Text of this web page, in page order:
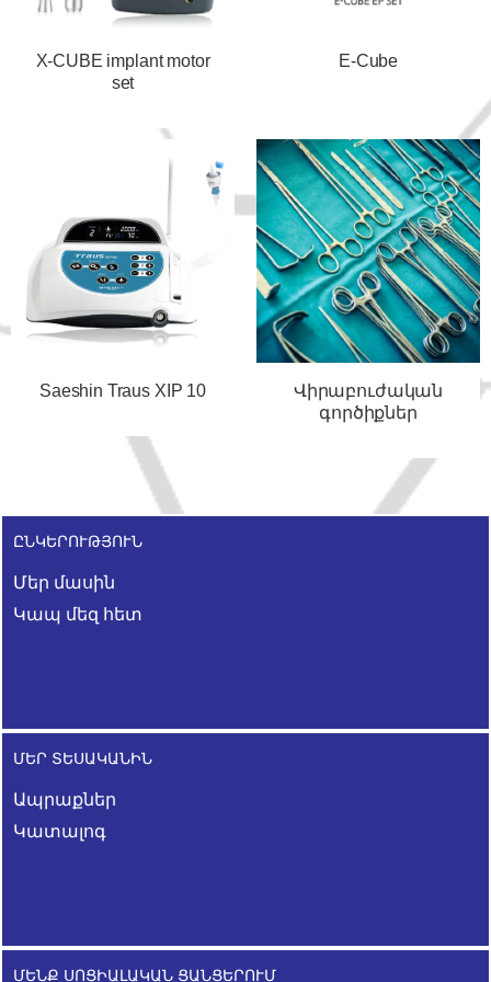
X-CUBE implant motor
set
E-Cube
Saeshin Traus XIP 10
Վիրաբուժական
գործիքներ
ԸՆԿԵՐՈՒԹՅՈՒՆ
Մեր մասին
Կապ մեզ հետ
ՄԵՐ ՏԵՍԱԿԱՆԻՆ
Ապրաքներ
Կատալոգ
ՄԵՆՔ ՍՈՑԻԱԼԱԿԱՆ ՑԱՆՑԵՐՈՒՄ